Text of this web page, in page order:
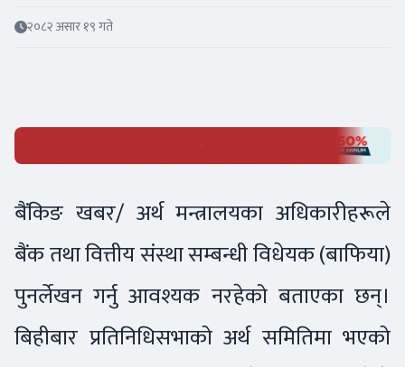
२०८२ असार १९ गते
बैंकिङ खबर/ अर्थ मन्त्रालयका अधिकारीहरूले
बैंक तथा वित्तीय संस्था सम्बन्धी विधेयक (बाफिया)
पुनर्लेखन गर्नु आवश्यक नरहेको बताएका छन्।
बिहीबार प्रतिनिधिसभाको अर्थ समितिमा भएको